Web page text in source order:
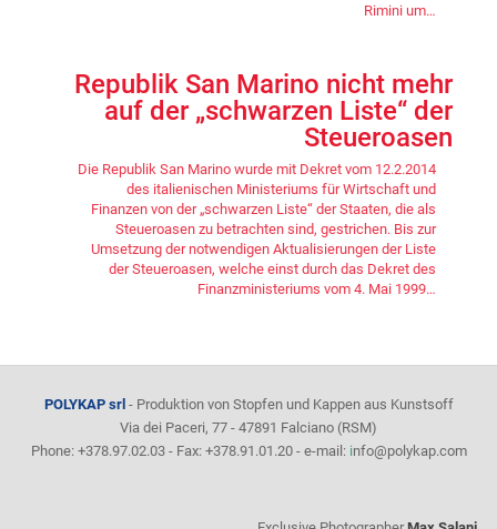
Rimini um…
Republik San Marino nicht mehr
auf der „schwarzen Liste“ der
Steueroasen
Die Republik San Marino wurde mit Dekret vom 12.2.2014
des italienischen Ministeriums für Wirtschaft und
Finanzen von der „schwarzen Liste“ der Staaten, die als
Steueroasen zu betrachten sind, gestrichen. Bis zur
Umsetzung der notwendigen Aktualisierungen der Liste
der Steueroasen, welche einst durch das Dekret des
Finanzministeriums vom 4. Mai 1999…
POLYKAP srl - Produktion von Stopfen und Kappen aus Kunstsoff
Via dei Paceri, 77 - 47891 Falciano (RSM)
Phone: +378.97.02.03 - Fax: +378.91.01.20 - e-mail: info@polykap.com